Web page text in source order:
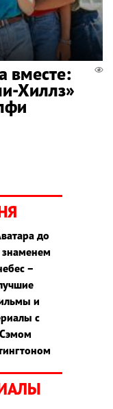
вместе:
Хиллз»
до
–
и
с
Сэмом